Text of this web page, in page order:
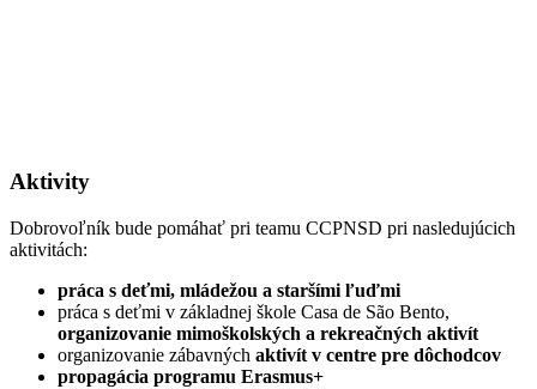
Aktivity
Dobrovoľník bude pomáhať pri teamu CCPNSD pri nasledujúcich
aktivitách:
práca s deťmi, mládežou a staršími ľuďmi
práca s deťmi v základnej škole Casa de São Bento,
organizovanie mimoškolských a rekreačných aktivít
organizovanie zábavných aktivít v centre pre dôchodcov
propagácia programu Erasmus+